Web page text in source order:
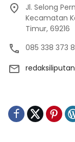
Jl. Selong
Kecamatan
Timur, 69216
085 338 373